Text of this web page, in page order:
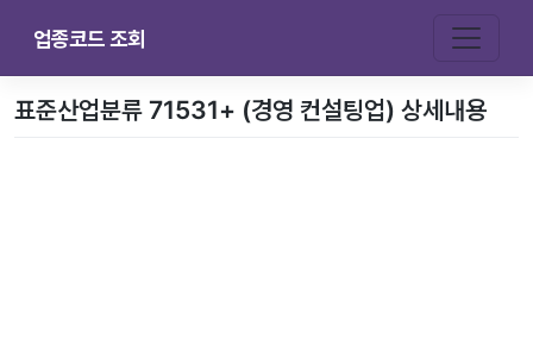
업종코드 조회
표준산업분류 71531+ (경영 컨설팅업) 상세내용